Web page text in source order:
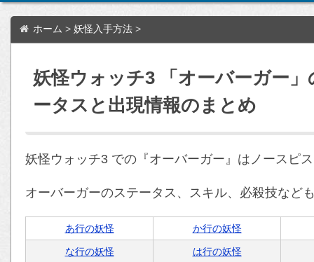
ホーム > 妖怪入手方法 >
妖怪ウォッチ3 「オーバーガー
ータスと出現情報のまとめ
妖怪ウォッチ3 での『オーバーガー』はノースピ
オーバーガーのステータス、スキル、必殺技など
あ行の妖怪 か行の妖怪
な行の妖怪 は行の妖怪